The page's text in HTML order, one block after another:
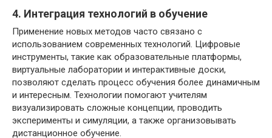
4. Интеграция технологий в обучение
Применение новых методов часто связано с
использованием современных технологий. Цифровые
инструменты, такие как образовательные платформы,
виртуальные лаборатории и интерактивные доски,
позволяют сделать процесс обучения более динамичным
и интересным. Технологии помогают учителям
визуализировать сложные концепции, проводить
эксперименты и симуляции, а также организовывать
дистанционное обучение.